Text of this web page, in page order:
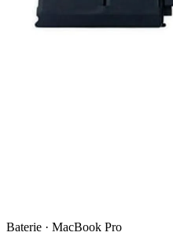
Baterie · MacBook Pro